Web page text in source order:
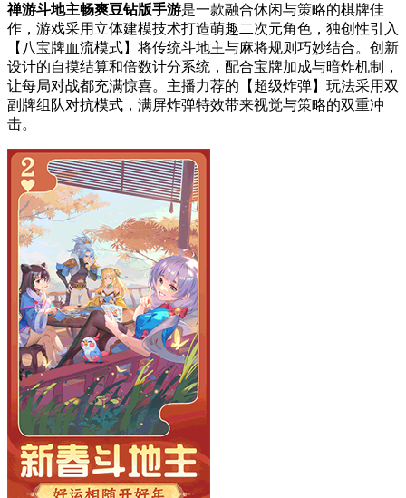
禅游斗地主畅爽豆钻版手游是一款融合休闲与策略的棋牌佳
作，游戏采用立体建模技术打造萌趣二次元角色，独创性引入
【八宝牌血流模式】将传统斗地主与麻将规则巧妙结合。创新
设计的自摸结算和倍数计分系统，配合宝牌加成与暗炸机制，
让每局对战都充满惊喜。主播力荐的【超级炸弹】玩法采用双
副牌组队对抗模式，满屏炸弹特效带来视觉与策略的双重冲
击。